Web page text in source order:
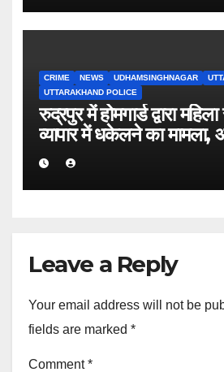
CRIME NEWS UDHAMSINGHNAGAR
UTTARAKHAND POLICE
रुद्रपुर में होमगार्ड द्वारा
व्यापार में धकेलने का मामला,
Leave a Reply
Your email address will not be
fields are marked *
Comment*